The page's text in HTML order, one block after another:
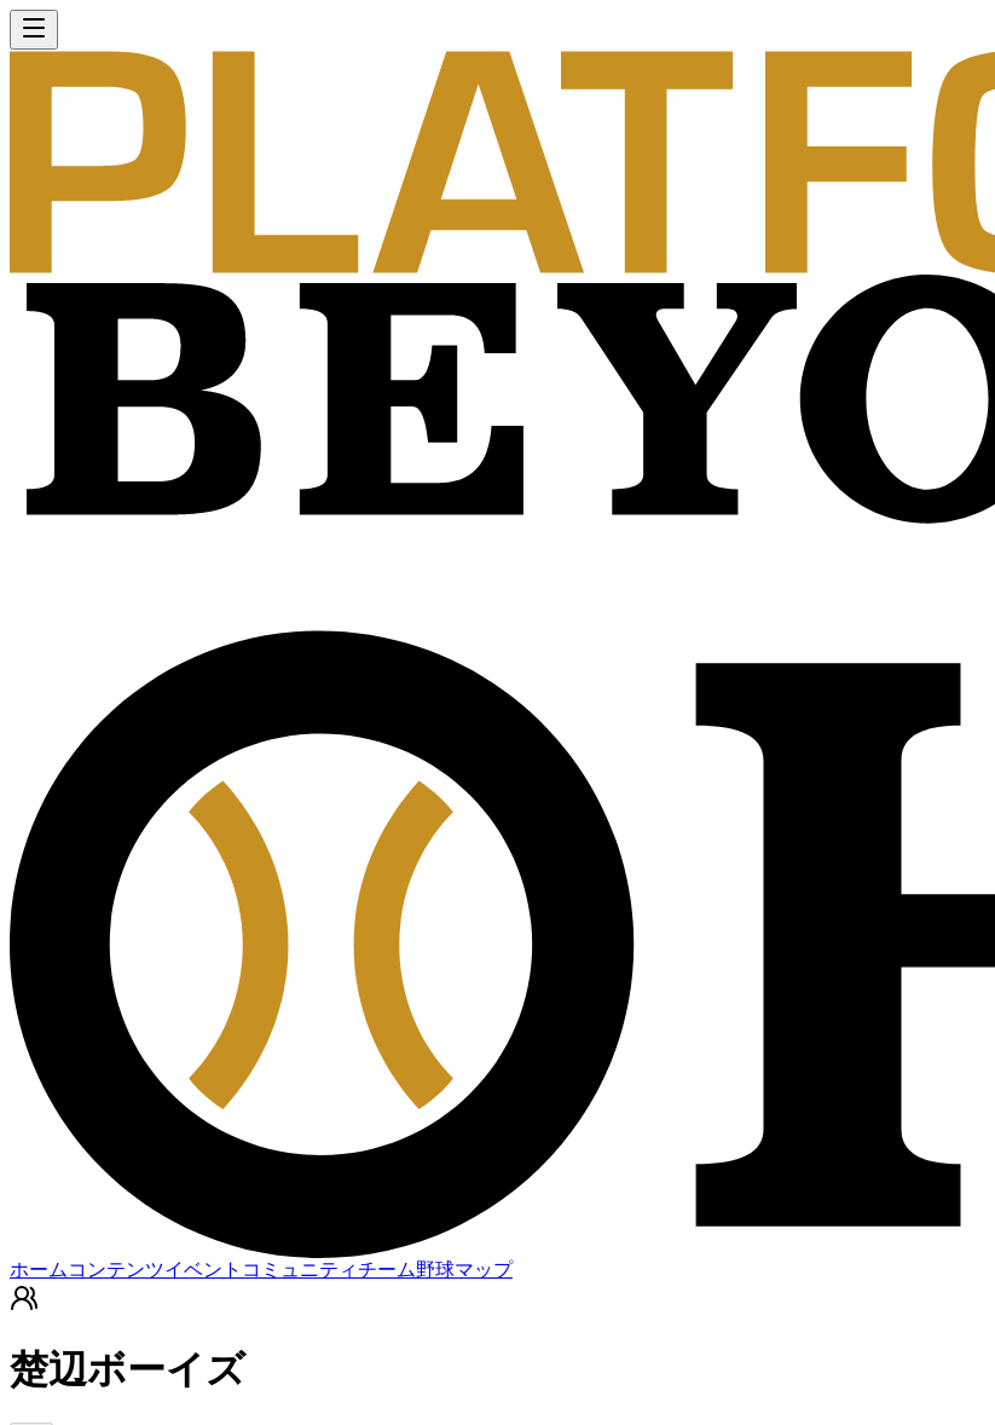
ホーム コンテンツイベント コミュニティチーム野球マップ
楚辺ボーイズ